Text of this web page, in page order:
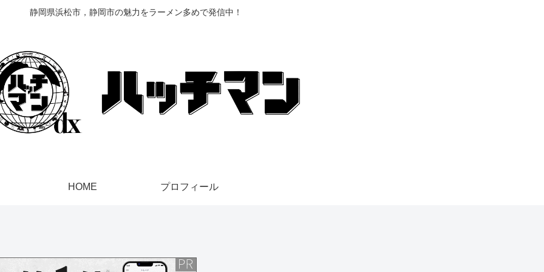
静岡県浜松市，静岡市の魅力をラーメン多めで発信中！
HOME プロフィール